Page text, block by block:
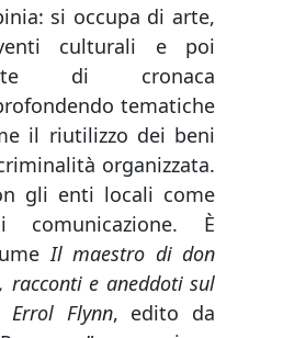
si occupa di arte,
culturali e poi
di cronaca
tematiche
il riutilizzo dei beni
organizzata.
gli enti locali come
comunicazione. È
Il maestro di don
racconti e aneddoti sul
Flynn, edito da